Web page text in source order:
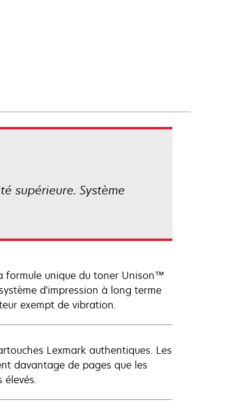
supérieure. Système
formule unique du toner Unison™
d'impression à long terme
exempt de vibration.
Lexmark authentiques. Les
davantage de pages que les